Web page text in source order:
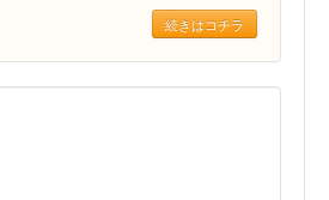
続きはコチラ